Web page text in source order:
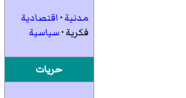
مدنية· اقتصادية
فكرية·سياسية
حريات